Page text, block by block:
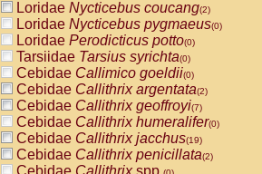
Loridae Nycticebus coucang(2)
Loridae Nycticebus pygmaeus(0)
Loridae Perodicticus potto(0)
Tarsiidae Tarsius syrichta(0)
Cebidae Callimico goeldii(0)
Cebidae Callithrix argentata(2)
Cebidae Callithrix geoffroyi(7)
Cebidae Callithrix humeralifer(0)
Cebidae Callithrix jacchus(19)
Cebidae Callithrix penicillata(2)
Cebidae Callithrixspp.